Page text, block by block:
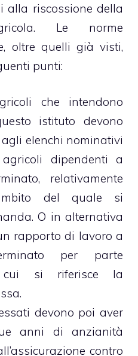
alla riscossione della
Le norme
oltre quelli già visti,
punti:
che intendono
istituto devono
elenchi nominativi
dipendenti a
relativamente
del quale si
O in alternativa
rapporto di lavoro a
per parte
cui si riferisce la
devono poi aver
anni di anzianità
contro